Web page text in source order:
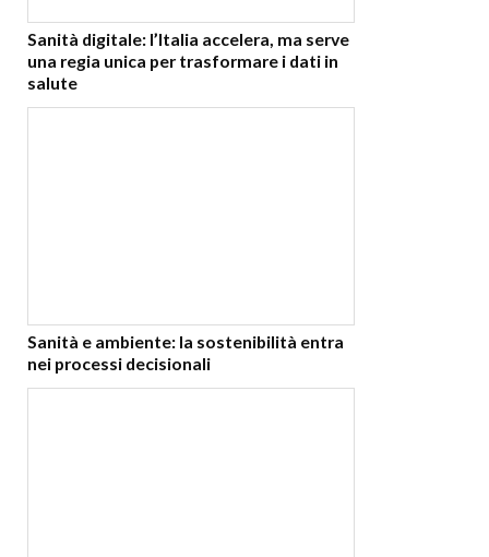
Sanità digitale: l’Italia accelera, ma serve
una regia unica per trasformare i dati in
salute
Sanità e ambiente: la sostenibilità entra
nei processi decisionali